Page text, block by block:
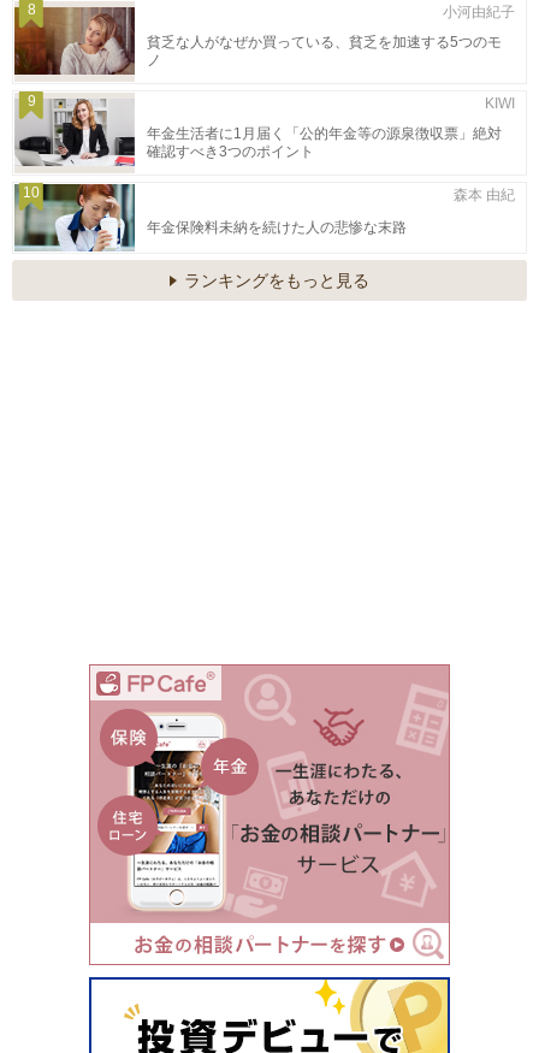
8
貧乏な人がなぜか買っている、貧乏を加速する5つのモ
ノ
小河由紀子
9
年金生活者に1月届く「公的年金等の源泉徴収票」絶対
確認すべき3つのポイント
KIWI
10
年金保険料未納を続けた人の悲惨な末路
森本 由紀
ランキングをもっと見る